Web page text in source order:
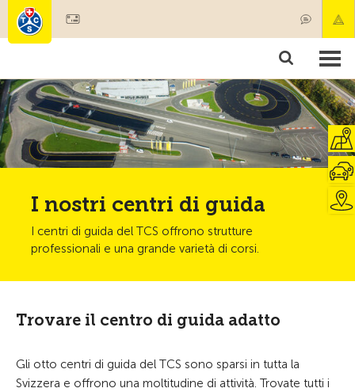
Prodotti & Servizi
I nostri centri di guida
I centri di guida del TCS offrono strutture
professionali e una grande varietà di corsi.
Trovare il centro di guida adatto
Gli otto centri di guida del TCS sono sparsi in tutta la
Svizzera e offrono una moltitudine di attività. Trovate tutti i